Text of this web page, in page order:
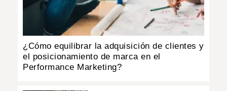
¿Cómo equilibrar la adquisición de clientes y
el posicionamiento de marca en el
Performance Marketing?